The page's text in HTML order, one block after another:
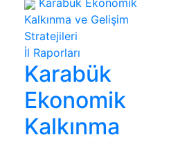
Karabük Ekonomik
Kalkınma ve Gelişim
Stratejileri
İl Raporları
Karabük
Ekonomik
Kalkınma